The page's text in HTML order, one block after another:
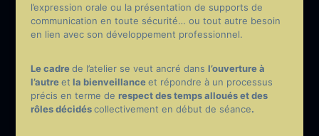
l’expression orale ou la présentation de supports de
communication en toute sécurité… ou tout autre besoin
en lien avec son développement professionnel.
Le cadrede l’atelier se veut ancré dans l’ouverture à
l’autreet la bienveillanceet répondre à un processus
précis en terme de respect des temps alloués et des
rôles décidéscollectivement en début de séance.